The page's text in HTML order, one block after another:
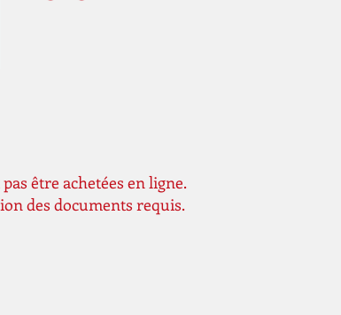
être achetées en ligne.
des documents requis.